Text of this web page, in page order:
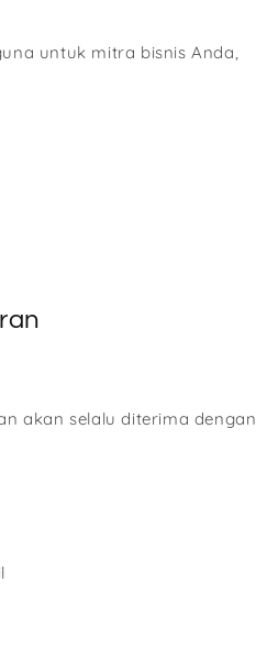
untuk mitra bisnis Anda,
akan selalu diterima dengan